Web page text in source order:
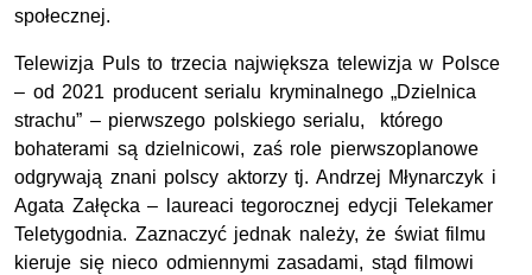
społecznej.
Telewizja Puls to trzecia największa telewizja w Polsce
– od 2021 producent serialu kryminalnego „Dzielnica
strachu” – pierwszego polskiego serialu, którego
bohaterami są dzielnicowi, zaś role pierwszoplanowe
odgrywają znani polscy aktorzy tj. Andrzej Młynarczyk i
Agata Załęcka – laureaci tegorocznej edycji Telekamer
Teletygodnia. Zaznaczyć jednak należy, że świat filmu
kieruje się nieco odmiennymi zasadami, stąd filmowi